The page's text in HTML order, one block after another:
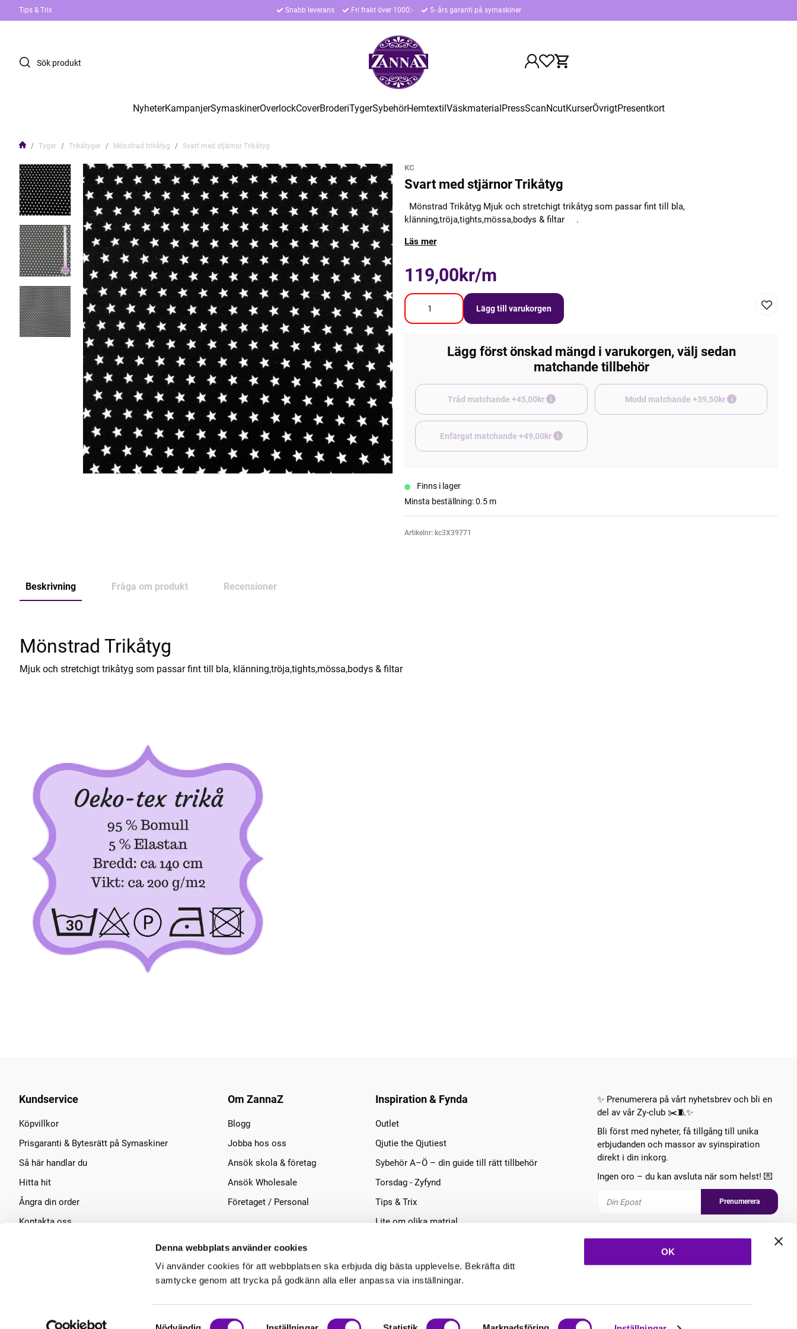
Denna webbplats använder cookies
Vi använder cookies för att webbplatsen ska erbjuda dig bästa upplevelse. Bekräfta ditt
samtycke genom att trycka på godkänn alla eller anpassa via inställningar.
Samtyckesval
OK
Tips & Trix Snabb leverans Fri frakt över 1000:- 5- års garanti på symaskiner
NyheterKampanjerSymaskinerOverlockCoverBroderiTygerSybehörHemtextilVäskmaterialPressScanNcutKurserÖvrigtPresentkort
Tyger Trikåtyger Mönstrad trikåtyg Svart med stjärnor Trikåtyg
KC
Svart med stjärnor Trikåtyg
Mönstrad Trikåtyg Mjuk och stretchigt trikåtyg som passar fint till bla,
klänning,tröja,tights,mössa,bodys & filtar .
Läs mer
119,00kr/m
Lägg till varukorgen
Lägg först önskad mängd i varukorgen, välj sedan
matchande tillbehör
Tråd matchande +45,00kr Mudd matchande +39,50kr
Enfärgat matchande +49,00kr
Finns i lager
Minsta beställning: 0.5 m
Artikelnr: kc3X39771
Beskrivning Fråga om produkt Recensioner
Mönstrad Trikåtyg
Mjuk och stretchigt trikåtyg som passar fint till bla, klänning,tröja,tights,mössa,bodys & filtar
Kundservice
Köpvillkor
Prisgaranti & Bytesrätt på Symaskiner
Så här handlar du
Hitta hit
Ångra din order
Kontakta oss
Om ZannaZ
Blogg
Jobba hos oss
Ansök skola & företag
Ansök Wholesale
Företaget / Personal
Inspiration & Fynda
Outlet
Qjutie the Qjutiest
Sybehör A–Ö – din guide till rätt tillbehör
Torsdag - Zyfynd
Tips & Trix
Lite om olika matrial
✨ Prenumerera på vårt nyhetsbrev och bli en
del av vår Zy-club ✂️🧵✨
Bli först med nyheter, få tillgång till unika
erbjudanden och massor av syinspiration
direkt i din inkorg.
Ingen oro – du kan avsluta när som helst! 💌
Prenumerera